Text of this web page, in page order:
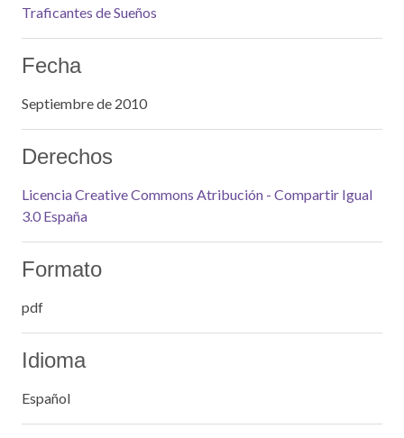
Traficantes de Sueños
Fecha
Septiembre de 2010
Derechos
Licencia Creative Commons Atribución - Compartir Igual
3.0 España
Formato
pdf
Idioma
Español